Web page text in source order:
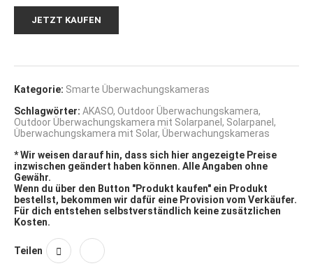
JETZT KAUFEN
Kategorie: Smarte Überwachungskameras
Schlagwörter: AKASO, Outdoor Überwachungskamera,
Outdoor Überwachungskamera mit Solarpanel , Solarpanel ,
Überwachungskamera mit Solar, Überwachungskameras
* Wir weisen darauf hin, dass sich hier angezeigte Preise
inzwischen geändert haben können. Alle Angaben ohne
Gewähr.
Wenn du über den Button "Produkt kaufen" ein Produkt
bestellst, bekommen wir dafür eine Provision vom Verkäufer.
Für dich entstehen selbstverständlich keine zusätzlichen
Kosten.
Teilen